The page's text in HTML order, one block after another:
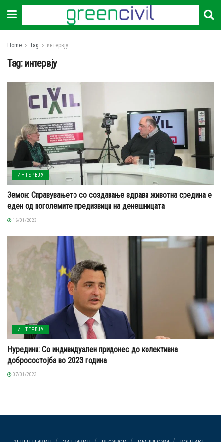
Home Tag интервју
Tag: интервју
ИНТЕРВЈУ
Земон: Справувањето со создавање здрава животна средина е
еден од поголемите предизвици на денешницата
16/01/2023
ИНТЕРВЈУ
Нуредини: Со индивидуален придонес до колективна
добросостојба во 2023 година
07/01/2023